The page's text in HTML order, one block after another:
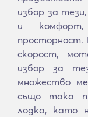
избор за
и комфорт,
просторност.
скорост,
избор за
множество
също така
лодка, като